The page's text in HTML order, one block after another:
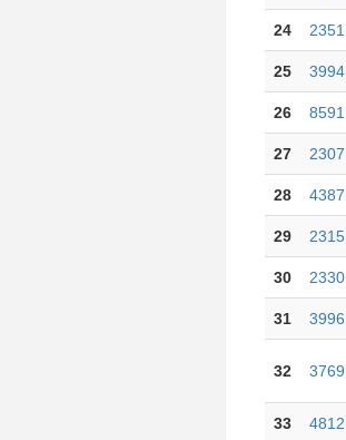
24 2351
25 3994
26 8591
27 2307
28 4387
29 2315
30 2330
31 3996
32 3769
33 4812